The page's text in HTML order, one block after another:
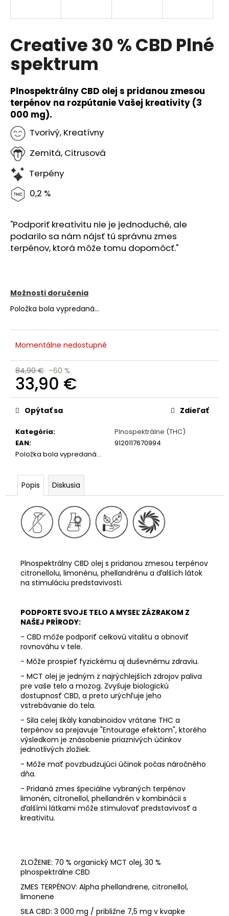
Creative 30 % CBD Plné
spektrum
Plnospektrálny CBD olej s pridanou zmesou
terpénov na rozpútanie Vašej kreativity (3
000 mg).
Tvorivý, Kreatívny
Zemitá, Citrusová
Terpény
0,2 %
"Podporiť kreativitu nie je jednoduché, ale
podarilo sa nám nájsť tú správnu zmes
terpénov, ktorá môže tomu dopomôcť."
Možnosti doručenia
Položka bola vypredaná…
Momentálne nedostupné
84,90 € –60 %
33,90 €
Jednotková
cena:
Kategória:
Plnospektrálne (THC)
EAN:
9120117670994
Položka bola vypredaná…
Opýtať sa Zdieľať
Popis Diskusia
Plnospektrálny CBD olej s pridanou zmesou terpénov
citronellolu, limonénu, phellandrénu a ďalších látok
na stimuláciu predstavivosti.
PODPORTE SVOJE TELO A MYSEĽ ZÁZRAKOM Z
NAŠEJ PRÍRODY:
- CBD môže podporiť celkovú vitalitu a obnoviť
rovnováhu v tele.
- Môže prospieť fyzickému aj duševnému zdraviu.
- MCT olej je jedným z najrýchlejších zdrojov paliva
pre vaše telo a mozog. Zvyšuje biologickú
dostupnosť CBD, a preto urýchľuje jeho
vstrebávanie do tela.
- Sila celej škály kanabinoidov vrátane THC a
terpénov sa prejavuje "Entourage efektom", ktorého
výsledkom je znásobenie priaznivých účinkov
jednotlivých zložiek.
- Môže mať povzbudzujúci účinok počas náročného
dňa.
- Pridaná zmes špeciálne vybraných terpénov
limonén, citronellol, phellandrén v kombinácii s
ďalšími látkami môže stimulovať predstavivosť a
kreativitu.
ZLOŽENIE: 70 % organický MCT olej, 30 %
plnospektrálne CBD
ZMES TERPÉNOV: Alpha phellandrene, citronellol,
limonene
SILA CBD: 3 000 mg / približne 7,5 mg v kvapke
s
ť
?
O
d
p
o
ú
č
a
m